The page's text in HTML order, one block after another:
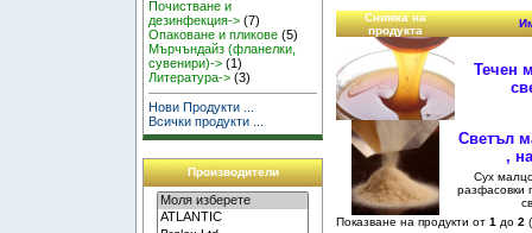
Почистване и
дезинфекция-> (7)
Опаковане и пликове (5)
Мърчъндайз (фланелки,
сувенири)-> (1)
Литература-> (3)
Нови Продукти ...
Всички продукти ...
Производители
Снимка на
продукта
Течен
Светъл
,
Сух
разфасовки
Показване на продукти от 1 до 2